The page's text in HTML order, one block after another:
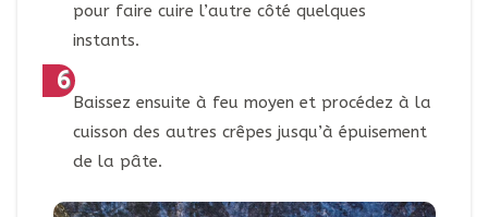
pour faire cuire l’autre côté quelques
instants.
Baissez ensuite à feu moyen et procédez à la
cuisson des autres crêpes jusqu’à épuisement
de la pâte.